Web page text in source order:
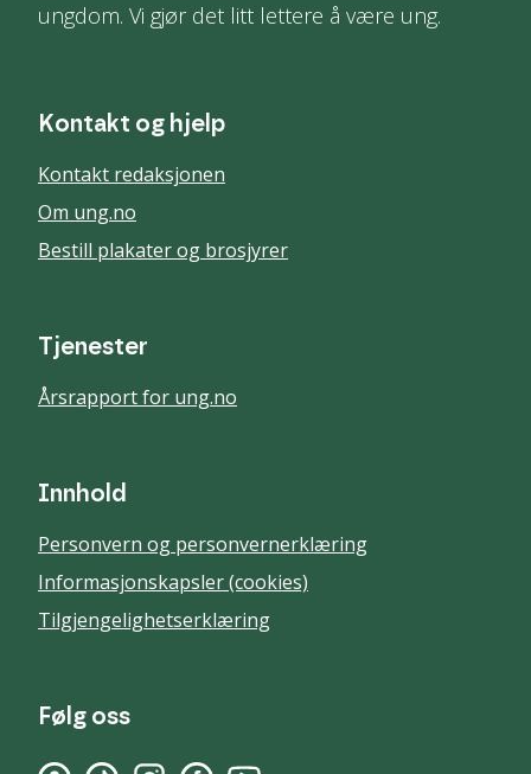
ungdom. Vi gjør det litt lettere å være ung.
Kontakt og hjelp
Kontakt redaksjonen
Om ung.no
Bestill plakater og brosjyrer
Tjenester
Årsrapport for ung.no
Innhold
Personvern og personvernerklæring
Informasjonskapsler (cookies)
Tilgjengelighetserklæring
Følg oss